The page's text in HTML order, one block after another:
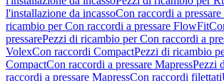
l'installazione da incassoCon raccordi a
ricambio per Con raccordi a pressare FlowFit
pressarePezzi di ricambio per Con raccordi a
VolexCon raccordi CompactPezzi di ricambio
CompactCon raccordi a pressare MapressPezzi
raccordi a pressare MapressCon raccordi filettati